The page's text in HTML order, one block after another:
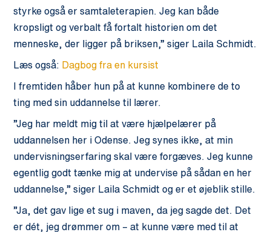
styrke også er samtaleterapien. Jeg kan både
kropsligt og verbalt få fortalt historien om det
menneske, der ligger på briksen,” siger Laila Schmidt.
Læs også: Dagbog fra en kursist
I fremtiden håber hun på at kunne kombinere de to
ting med sin uddannelse til lærer.
”Jeg har meldt mig til at være hjælpelærer på
uddannelsen her i Odense. Jeg synes ikke, at min
undervisningserfaring skal være forgæves. Jeg kunne
egentlig godt tænke mig at undervise på sådan en her
uddannelse,” siger Laila Schmidt og er et øjeblik stille.
”Ja, det gav lige et sug i maven, da jeg sagde det. Det
er dét, jeg drømmer om – at kunne være med til at